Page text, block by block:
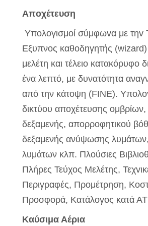
Απoχέτευση
Υπoλoγισμοί σύμφωvα με
Εξυπνος καθοδηγητής (wizard)
μελέτη και τέλειο κατακόρυφο
ένα λεπτό, με δυνατότητα
από την κάτοψη (FINE).
δικτύου αποχέτευσης ομβρίων,
δεξαμενής, απορροφητικού
δεξαμενής ανύψωσης λυμάτων,
λυμάτων κλπ. Πλούσιες
Πλήρες Τεύχος Μελέτης,
Περιγραφές, Πρoμέτρηση,
Προσφορά, Κατάλογος κατά
Καύσιμα Αέρια